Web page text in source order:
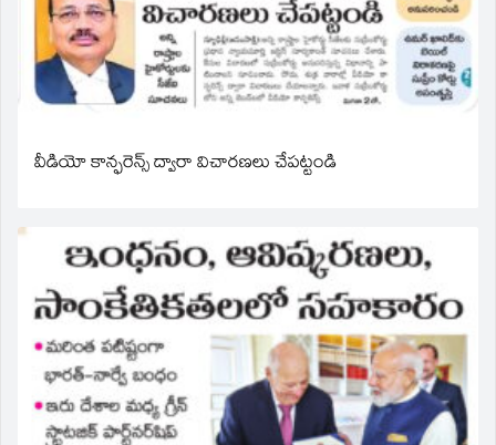
వీడియో కాన్ఫరెన్స్ ద్వారా విచారణలు చేపట్టండి